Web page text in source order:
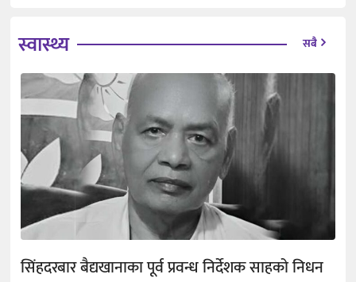
स्वास्थ्य सबै
सिंहदरबार बैद्यखानाका पूर्व प्रवन्ध निर्देशक साहको निधन